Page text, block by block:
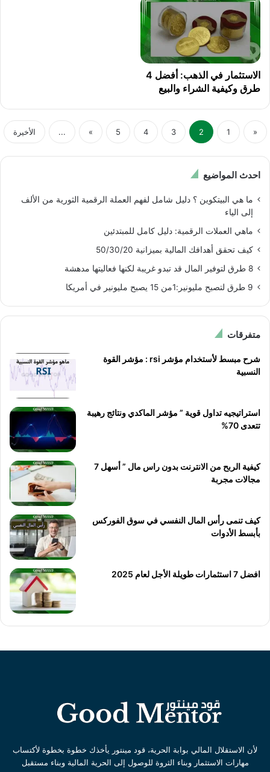
الاستثمار في الذهب: أفضل 4
طرق وكيفية الشراء والبيع
«
1
2
3
4
5
»
... الأخيرة
احدث المواضيع
ما هي البيتكوين ؟ دليل شامل لفهم العملة الرقمية الثورية من الألف
إلى الياء
ماهي العملات الرقمية: دليل كامل للمبتدئين
كيف تحقق أهدافك المالية بميزانية 50/30/20
8 طرق لتوفير المال قد تبدو غريبة لكنها فعاليتها مدهشة
9 طرق لتصبح مليونير:1من 15 يصبح مليونير في أمريكا
متفرقات
شرح مبسط لأستخدام مؤشر rsi : مؤشر القوة
النسبية
استراتيجيه تداول قوية ” مؤشر الماكدي ونتائج رهيبة
تتعدى 70%
كيفية الربح من الانترنت بدون راس مال ” أسهل 7
مجالات مجربة
كيف تنمى رأس المال النفسي في سوق الفوركس
بأبسط الأدوات
افضل 7 استثمارات طويلة الأجل لعام 2025
لأن الاستقلال المالي بوابة الحرية، قود مينتور يأخذك خطوة بخطوة لأكتساب
مهارات الاستثمار وبناء الثروة للوصول إلى الحرية المالية وبناء مستقبل